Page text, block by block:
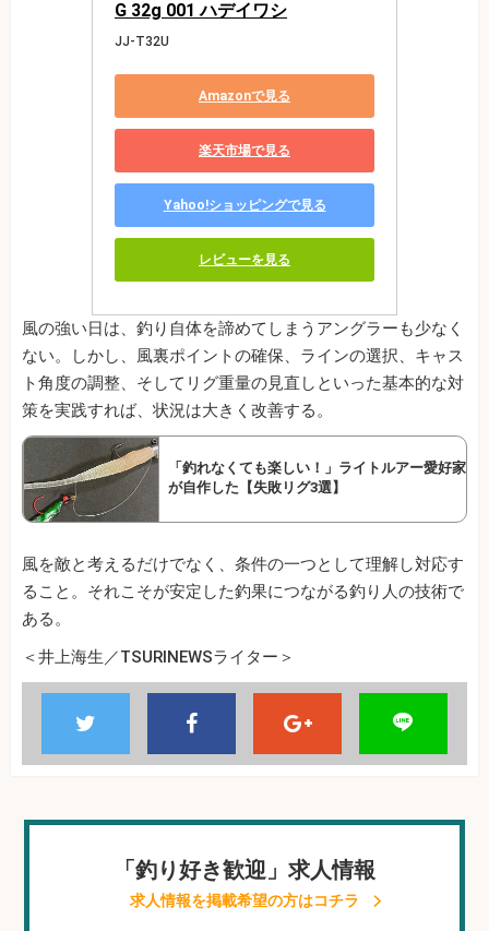
G 32g 001 ハデイワシ
JJ-T32U
Amazonで見る
楽天市場で見る
Yahoo!ショッピングで見る
レビューを見る
風の強い日は、釣り自体を諦めてしまうアングラーも少なく
ない。しかし、風裏ポイントの確保、ラインの選択、キャス
ト角度の調整、そしてリグ重量の見直しといった基本的な対
策を実践すれば、状況は大きく改善する。
「釣れなくても楽しい！」ライトルアー愛好家
が自作した【失敗リグ3選】
風を敵と考えるだけでなく、条件の一つとして理解し対応す
ること。それこそが安定した釣果につながる釣り人の技術で
ある。
＜井上海生／TSURINEWSライター＞
「釣り好き歓迎」求人情報
求人情報を掲載希望の方はコチラ